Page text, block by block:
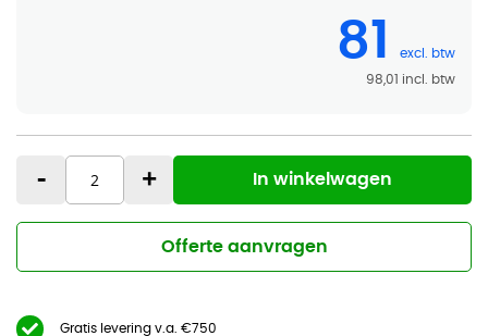
81
98,01
- + In winkelwagen
Offerte aanvragen
Gratis levering v.a. €750